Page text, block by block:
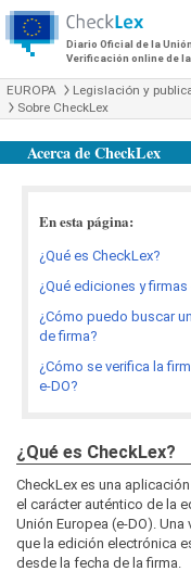
Diario Oficial de la
Verificación online de
EUROPA Legislación y
Sobre CheckLex
Acerca de CheckLex
En esta página:
¿Qué es CheckLex?
¿Qué ediciones y
¿Cómo puedo buscar
de firma?
¿Cómo se verifica la
e-DO?
¿Qué es CheckLex?
CheckLex es una
el carácter auténtico de la
Unión Europea (e-DO).
que la edición electrónica
desde la fecha de la firma.